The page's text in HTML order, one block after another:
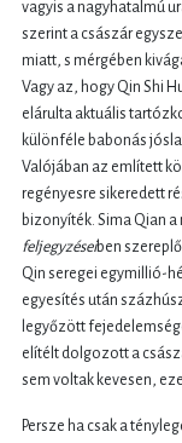
vagyis a nagyhatalmú
szerint a császár
miatt, s mérgében
Vagy az, hogy Qin Shi
elárulta aktuális
különféle babonás
Valójában az említett
regényesre sikeredett
bizonyíték. Sima Qian a
feljegyzéseiben
Qin seregei egymillió-
egyesítés után
legyőzött
elítélt dolgozott a
sem voltak kevesen,
Persze ha csak a